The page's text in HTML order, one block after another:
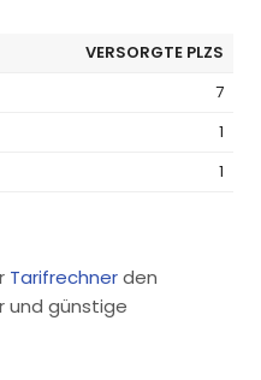
VERSORGTE PLZS
7
1
1
Tarifrechnerden
und günstige